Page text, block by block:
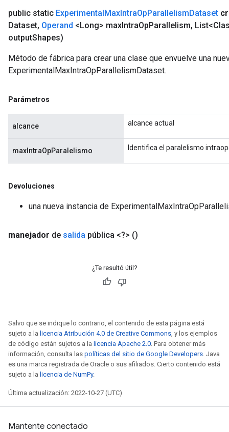
public static ExperimentalMaxIntraOpParallelismDataset
Dataset, Operand <Long> maxIntraOpParallelism,
outputShapes)
Método de fábrica para crear una clase que envuelve una
ExperimentalMaxIntraOpParallelismDataset.
Parámetros
alcance alcance actual
maxIntraOpParalelismo Identifica el paralelismo
Devoluciones
una nueva instancia de
manejador de salida pública <?> ()
¿Te resultó útil?
Salvo que se indique lo contrario, el contenido de esta página está
sujeto a la licencia Atribución 4.0 de Creative Commons, y los ejemplos
de código están sujetos a la licencia Apache 2.0. Para obtener más
información, consulta las políticas del sitio de Google Developers. Java
es una marca registrada de Oracle o sus afiliados. Cierto contenido está
sujeto a la licencia de NumPy.
Última actualización: 2022-10-27 (UTC)
Mantente conectado